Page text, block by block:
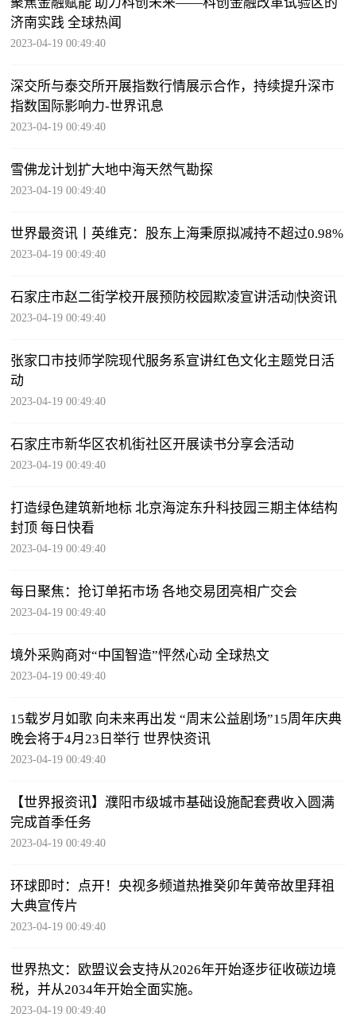
济南实践 全球热闻
2023-04-19 00:49:40
深交所与泰交所开展指数行情展示合作，持续提升深市
指数国际影响力-世界讯息
2023-04-19 00:49:40
雪佛龙计划扩大地中海天然气勘探
2023-04-19 00:49:40
世界最资讯丨英维克：股东上海秉原拟减持不超过0.98%
2023-04-19 00:49:40
石家庄市赵二街学校开展预防校园欺凌宣讲活动|快资讯
2023-04-19 00:49:40
张家口市技师学院现代服务系宣讲红色文化主题党日活
动
2023-04-19 00:49:40
石家庄市新华区农机街社区开展读书分享会活动
2023-04-19 00:49:40
打造绿色建筑新地标 北京海淀东升科技园三期主体结构
封顶 每日快看
2023-04-19 00:49:40
每日聚焦：抢订单拓市场 各地交易团亮相广交会
2023-04-19 00:49:40
境外采购商对“中国智造”怦然心动 全球热文
2023-04-19 00:49:40
15载岁月如歌 向未来再出发 “周末公益剧场”15周年庆典
晚会将于4月23日举行 世界快资讯
2023-04-19 00:49:40
【世界报资讯】濮阳市级城市基础设施配套费收入圆满
完成首季任务
2023-04-19 00:49:40
环球即时：点开！央视多频道热推癸卯年黄帝故里拜祖
大典宣传片
2023-04-19 00:49:40
世界热文：欧盟议会支持从2026年开始逐步征收碳边境
税，并从2034年开始全面实施。
2023-04-19 00:49:40